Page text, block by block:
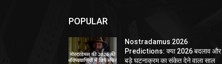
POPULAR
Nostradamus 2026
Predictions: क्या 2026 बदलाव और
बड़े घटनाक्रम का संकेत देने वाला साल